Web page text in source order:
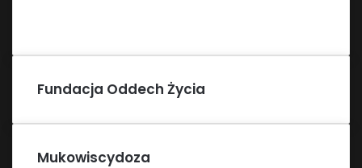
Fundacja Oddech Życia
Mukowiscydoza